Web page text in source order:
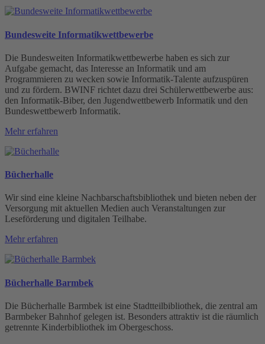
Bundesweite Informatikwettbewerbe
Die Bundesweiten Informatikwettbewerbe haben es sich zur
Aufgabe gemacht, das Interesse an Informatik und am
Programmieren zu wecken sowie Informatik-Talente aufzuspüren
und zu fördern. BWINF richtet dazu drei Schülerwettbewerbe aus:
den Informatik-Biber, den Jugendwettbewerb Informatik und den
Bundeswettbewerb Informatik.
Mehr erfahren
Bücherhalle
Wir sind eine kleine Nachbarschaftsbibliothek und bieten neben der
Versorgung mit aktuellen Medien auch Veranstaltungen zur
Leseförderung und digitalen Teilhabe.
Mehr erfahren
Bücherhalle Barmbek
Die Bücherhalle Barmbek ist eine Stadtteilbibliothek, die zentral am
Barmbeker Bahnhof gelegen ist. Besonders attraktiv ist die räumlich
getrennte Kinderbibliothek im Obergeschoss.